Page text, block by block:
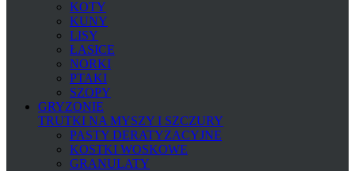
KOTY
KUNY
LISY
ŁASICE
NORKI
PTAKI
SZOPY
GRYZONIE
TRUTKI NA MYSZY I SZCZURY
PASTY DERATYZACYJNE
KOSTKI WOSKOWE
GRANULATY